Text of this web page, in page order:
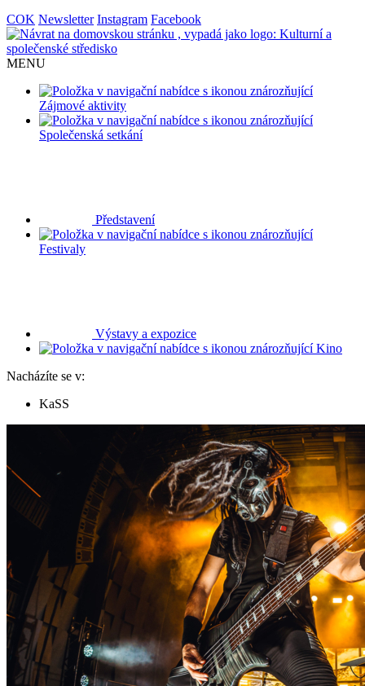
COK Newsletter Instagram Facebook
MENU
Zájmové aktivity
Společenská setkání
Představení
Festivaly
Výstavy a expozice
Kino
Nacházíte se v:
KaSS